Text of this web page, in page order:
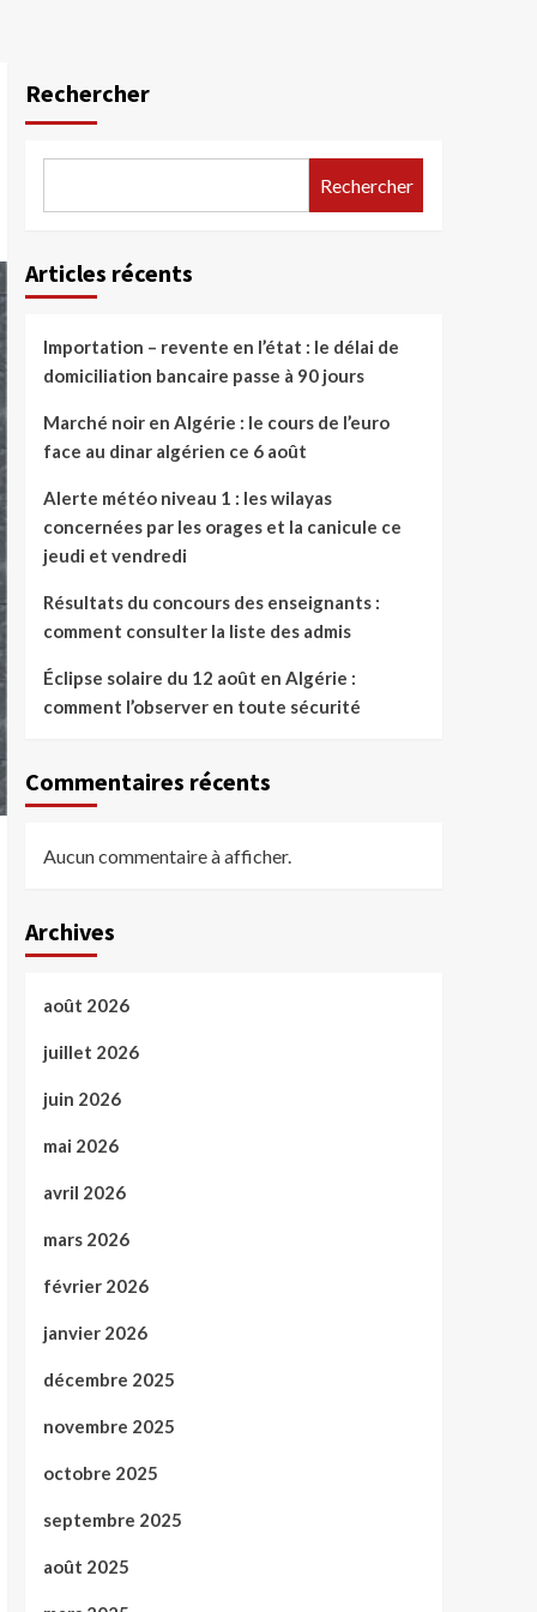
Rechercher
Rechercher
Articles récents
Importation – revente en l’état : le délai de
domiciliation bancaire passe à 90 jours
Marché noir en Algérie : le cours de l’euro
face au dinar algérien ce 6 août
Alerte météo niveau 1 : les wilayas
concernées par les orages et la canicule ce
jeudi et vendredi
Résultats du concours des enseignants :
comment consulter la liste des admis
Éclipse solaire du 12 août en Algérie :
comment l’observer en toute sécurité
Commentaires récents
Aucun commentaire à afficher.
Archives
août 2026
juillet 2026
juin 2026
mai 2026
avril 2026
mars 2026
février 2026
janvier 2026
décembre 2025
novembre 2025
octobre 2025
septembre 2025
août 2025